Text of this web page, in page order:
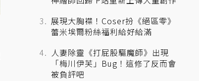
展現大胸襟！Coser扮《絕區零》
蕾米埃爾粉絲福利給好給滿
人妻除靈《打屁股驅魔師》出現
「梅川伊芙」Bug！這修了反而會
被負評吧